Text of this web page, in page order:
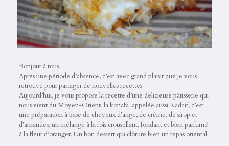
Bonjour à tous,
Après une période d’absence, c’est avec grand plaisir que je vous
retrouve pour partager de nouvelles recettes.
Aujourd’hui, je vous propose la recette d’une délicieuse pâtisserie qui
nous vient du Moyen-Orient, la konafa, appelée aussi Kadaif, c’est
une préparation à base de cheveux d’ange, de crème, de sirop et
d’amandes, un mélange à la fois croustillant, fondant et bien parfumé
à la fleur d’oranger. Un bon dessert qui clôture bien un repas oriental.